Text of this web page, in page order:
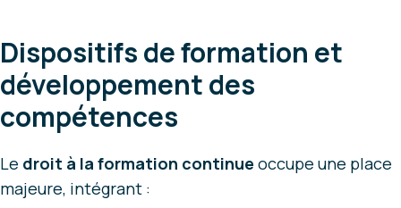
Dispositifs de formation et
développement des
compétences
Le droit à la formation continue occupe une place
majeure, intégrant :